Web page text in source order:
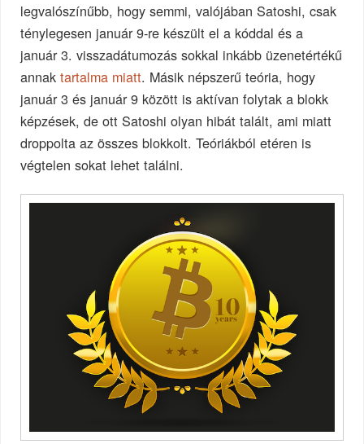
legvalószínűbb, hogy semmi, valójában Satoshi, csak
ténylegesen január 9-re készült el a kóddal és a
január 3. visszadátumozás sokkal inkább üzenetértékű
annaktartalma miatt. Másik népszerű teória, hogy
január 3 és január 9 között is aktívan folytak a blokk
képzések, de ott Satoshi olyan hibát talált, ami miatt
droppolta az összes blokkolt. Teóriákból etéren is
végtelen sokat lehet találni.